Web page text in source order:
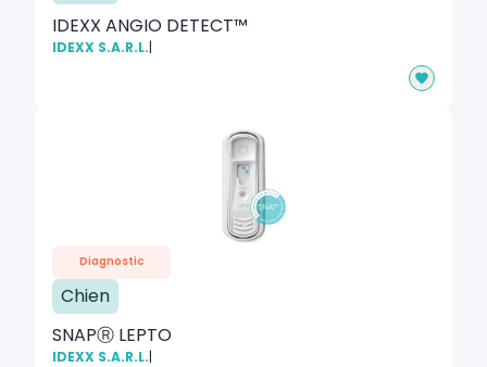
IDEXX ANGIO DETECT™
IDEXX S.A.R.L.|
Diagnostic
Chien
SNAPⓇ LEPTO
IDEXX S.A.R.L.|